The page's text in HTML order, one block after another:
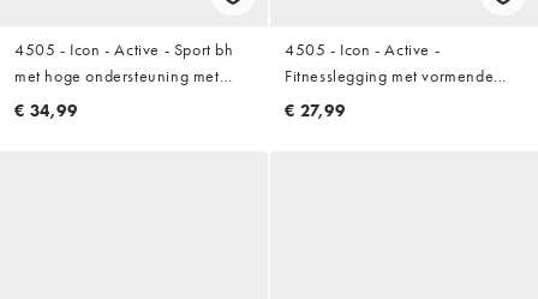
4505 - Icon - Active - Sport bh
met hoge ondersteuning met
uitneembare vulling en
€ 34,99
4505 - Icon - Active -
Fitnesslegging met vormende
naden achter, hoge taille en
€ 27,99